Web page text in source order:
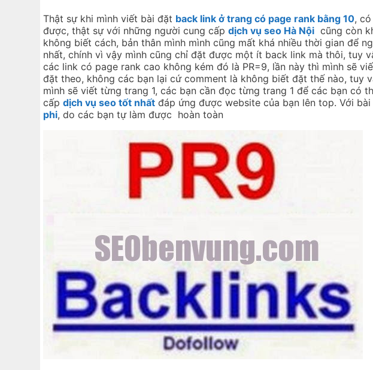
Thật sự khi mình viết bài đặt back link ở trang có page rank bằng 10,
được, thật sự với những người cung cấp dịch vụ seo Hà Nội cũng còn
không biết cách, bản thân mình mình cũng mất khá nhiều thời gian để
nhất, chính vì vậy mình cũng chỉ đặt được một ít back link mà thôi, tuy
các link có page rank cao không kém đó là PR=9, lần này thì mình sẽ
đặt theo, không các bạn lại cứ comment là không biết đặt thế nào, tuy
mình sẽ viết từng trang 1, các bạn cần đọc từng trang 1 để các bạn có
cấp dịch vụ seo tốt nhất đáp ứng được website của bạn lên top. Với
phi, do các bạn tự làm được hoàn toàn